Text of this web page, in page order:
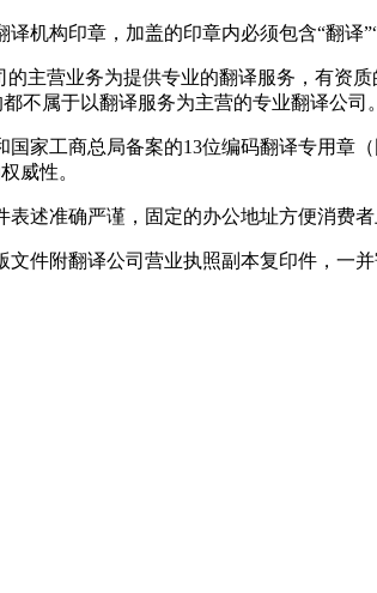
机构印章，加盖的印章内必须包含“翻译
主营业务为提供专业的翻译服务，有资
不属于以翻译服务为主营的专业翻译公司。
家工商总局备案的13位编码翻译专用章
威性。
述准确严谨，固定的办公地址方便消费者
件附翻译公司营业执照副本复印件，一并